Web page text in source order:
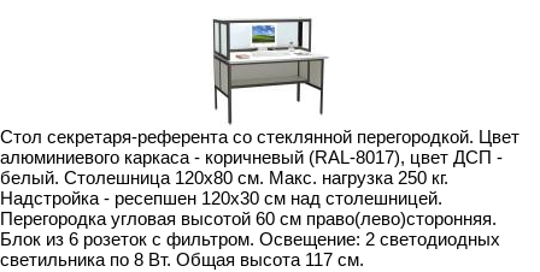
Стол секретаря-референта со стеклянной перегородкой. Цвет
алюминиевого каркаса - коричневый (RAL-8017), цвет ДСП -
белый. Столешница 120х80 см. Макс. нагрузка 250 кг.
Надстройка - ресепшен 120х30 см над столешницей.
Перегородка угловая высотой 60 см право(лево)сторонняя.
Блок из 6 розеток с фильтром. Освещение: 2 светодиодных
светильника по 8 Вт. Общая высота 117 см.